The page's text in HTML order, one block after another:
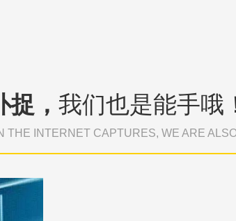
捉，我们也是能手哦
THE INTERNET CAPTURES, WE ARE